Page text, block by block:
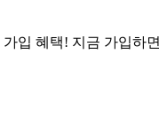
가입 혜택! 지금 가입하면